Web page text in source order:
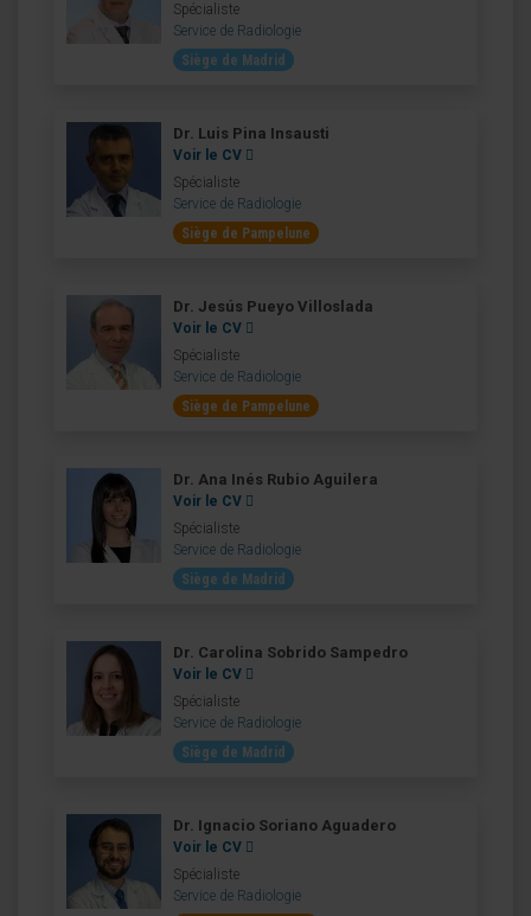
Spécialiste
Service de Radiologie
Siège de Madrid
Dr. Luis Pina Insausti
Voir le CV
Spécialiste
Service de Radiologie
Siège de Pampelune
Dr. Jesús Pueyo Villoslada
Voir le CV
Spécialiste
Service de Radiologie
Siège de Pampelune
Dr. Ana Inés Rubio Aguilera
Voir le CV
Spécialiste
Service de Radiologie
Siège de Madrid
Dr. Carolina Sobrido Sampedro
Voir le CV
Spécialiste
Service de Radiologie
Siège de Madrid
Dr. Ignacio Soriano Aguadero
Voir le CV
Spécialiste
Service de Radiologie